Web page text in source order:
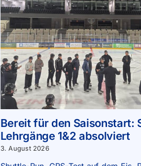
Bereit für den Saisonstart:
Lehrgänge 1&2 absolviert
3. August 2026